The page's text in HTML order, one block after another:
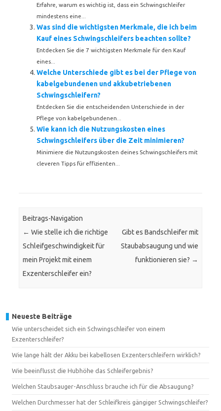
Erfahre, warum es wichtig ist, dass ein Schwingschleifer
mindestens eine...
Was sind die wichtigsten Merkmale, die ich beim
Kauf eines Schwingschleifers beachten sollte?
Entdecken Sie die 7 wichtigsten Merkmale für den Kauf
eines...
Welche Unterschiede gibt es bei der Pflege von
kabelgebundenen und akkubetriebenen
Schwingschleifern?
Entdecken Sie die entscheidenden Unterschiede in der
Pflege von kabelgebundenen...
Wie kann ich die Nutzungskosten eines
Schwingschleifers über die Zeit minimieren?
Minimiere die Nutzungskosten deines Schwingschleifers mit
cleveren Tipps für effizienten...
Beitrags-Navigation
← Wie stelle ich die richtige
Schleifgeschwindigkeit für
mein Projekt mit einem
Exzenterschleifer ein?
Gibt es Bandschleifer mit
Staubabsaugung und wie
funktionieren sie? →
Neueste Beiträge
Wie unterscheidet sich ein Schwingschleifer von einem
Exzenterschleifer?
Wie lange hält der Akku bei kabellosen Exzenterschleifern wirklich?
Wie beeinflusst die Hubhöhe das Schleifergebnis?
Welchen Staubsauger-Anschluss brauche ich für die Absaugung?
Welchen Durchmesser hat der Schleifkreis gängiger Schwingschleifer?